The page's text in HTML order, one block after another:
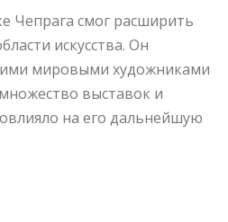
Чепрага смог расширить
искусства. Он
мировыми художниками
выставок и
на его дальнейшую